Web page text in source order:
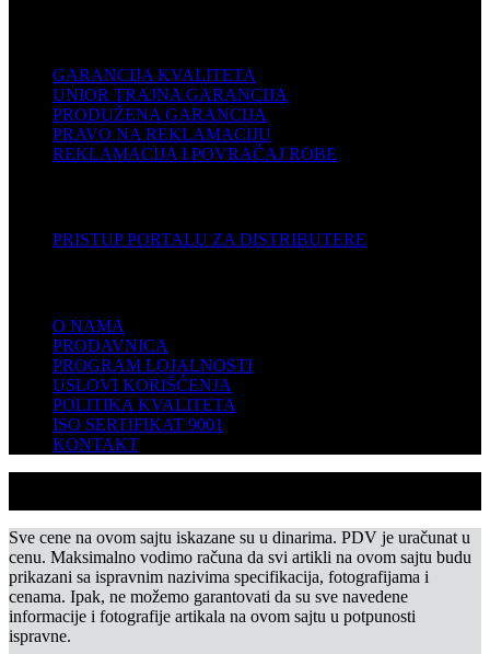
GARANCIJA KVALITETA
UNIOR TRAJNA GARANCIJA
PRODUŽENA GARANCIJA
PRAVO NA REKLAMACIJU
REKLAMACIJA I POVRAĆAJ ROBE
PRISTUP PORTALU ZA DISTRIBUTERE
O NAMA
PRODAVNICA
PROGRAM LOJALNOSTI
USLOVI KORIŠĆENJA
POLITIKA KVALITETA
ISO SERTIFIKAT 9001
KONTAKT
Sve cene na ovom sajtu iskazane su u dinarima. PDV je uračunat u
cenu. Maksimalno vodimo računa da svi artikli na ovom sajtu budu
prikazani sa ispravnim nazivima specifikacija, fotografijama i
cenama. Ipak, ne možemo garantovati da su sve navedene
informacije i fotografije artikala na ovom sajtu u potpunosti
ispravne.